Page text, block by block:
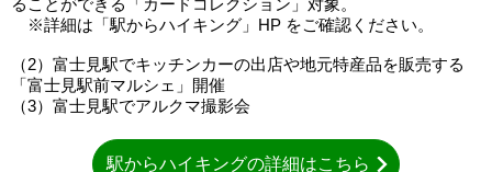
ることができる「カードコレクション」対象。
※詳細は「駅からハイキング」HP をご確認ください。
（2）富士見駅でキッチンカーの出店や地元特産品を販売する
「富士見駅前マルシェ」開催
（3）富士見駅でアルクマ撮影会
駅からハイキングの詳細はこちら